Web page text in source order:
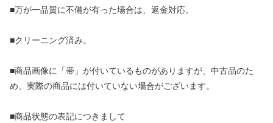
■万が一品質に不備が有った場合は、返金対応。
■クリーニング済み。
■商品画像に「帯」が付いているものがありますが、中古品のた
め、実際の商品には付いていない場合がございます。
■商品状態の表記につきまして